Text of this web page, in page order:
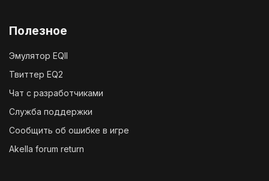
Полезное
Эмулятор EQII
Твиттер EQ2
Чат с разработчиками
Служба поддержки
Сообщить об ошибке в игре
Akella forum return